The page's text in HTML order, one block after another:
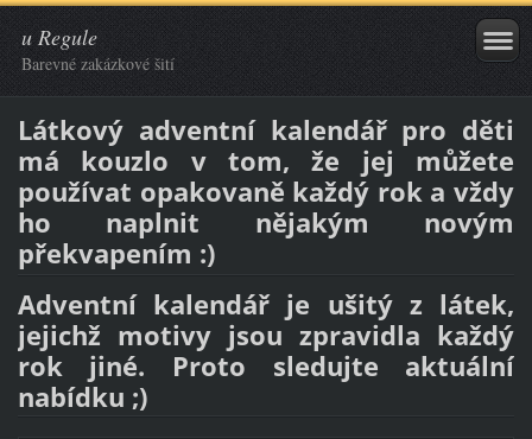
u Regule
Barevné zakázkové šití
Látkový adventní kalendářpro děti
má kouzlo v tom, že jej můžete
používat opakovaně každý rok a vždy
ho naplnit nějakým novým
překvapením :)
Adventní kalendář je ušitý z látek,
jejichž motivy jsou zpravidla každý
rok jiné. Proto sledujte aktuální
nabídku ;)